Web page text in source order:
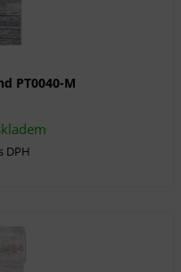
PT0040-M
s DPH